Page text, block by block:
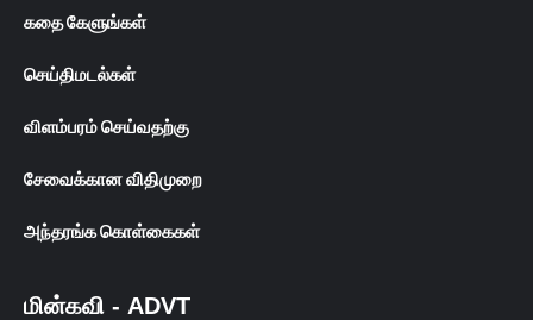
கதை கேளுங்கள்
செய்திமடல்கள்
விளம்பரம் செய்வதற்கு
சேவைக்கான விதிமுறை
அந்தரங்க கொள்கைகள்
மின்கவி - ADVT